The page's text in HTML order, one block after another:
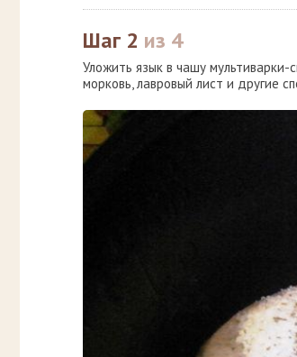
Шаг 2 из 4
Уложить язык в чашу
морковь, лавровый лист и другие